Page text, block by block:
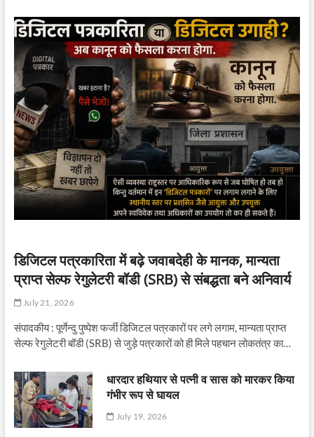
डिजिटल पत्रकारिता में बढ़े जवाबदेही के मानक, मान्यता
प्राप्त सेल्फ रेगुलेटरी बॉडी (SRB) से संबद्धता बने अनिवार्य
July 21, 2026
संपादकीय : पूर्णेन्दु पुष्पेश फर्जी डिजिटल पत्रकारों पर लगे लगाम, मान्यता प्राप्त
सेल्फ रेगुलेटरी बॉडी (SRB) से जुड़े पत्रकारों को ही मिले पहचान लोकतंत्र का…
धारदार हथियार से पत्नी व सास को मारकर किया
गंभीर रूप से घायल
July 19, 2026